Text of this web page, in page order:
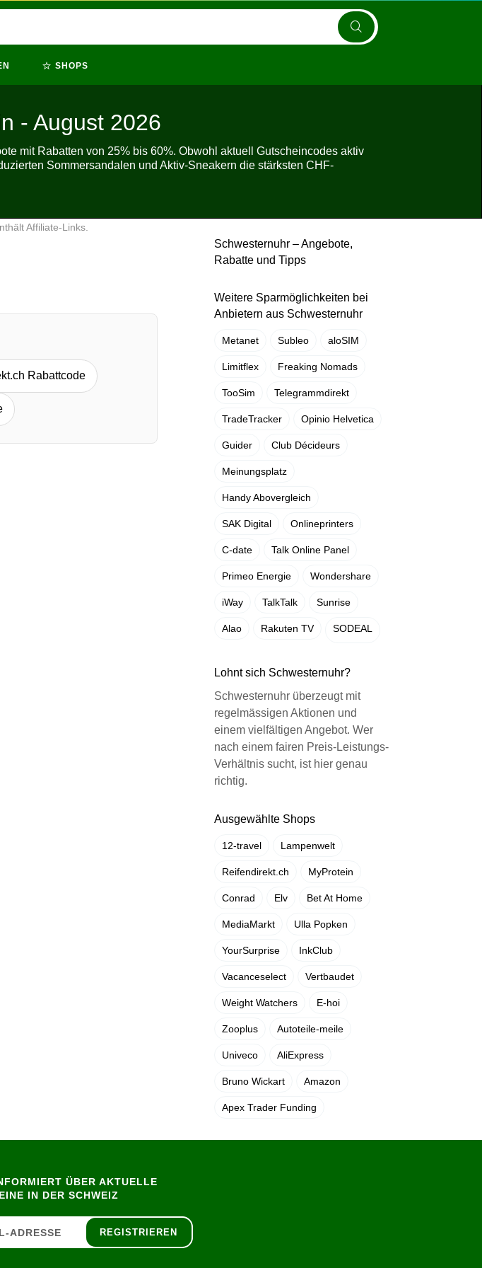
⭐ SHOPS
- August 2026
mit Rabatten von 25% bis 60%. Obwohl aktuell Gutscheincodes aktiv
Sommersandalen und Aktiv-Sneakern die stärksten CHF-
Affiliate-Links.
Rabattcode
Schwesternuhr – Angebote,
Rabatte und Tipps
Weitere Sparmöglichkeiten bei
Anbietern aus Schwesternuhr
Metanet Subleo aloSIM
Limitflex Freaking Nomads
TooSim Telegrammdirekt
TradeTracker Opinio Helvetica
Guider Club Décideurs
Meinungsplatz
Handy Abovergleich
SAK Digital Onlineprinters
C-date Talk Online Panel
Primeo Energie Wondershare
iWay TalkTalk Sunrise
Alao Rakuten TV SODEAL
Lohnt sich Schwesternuhr?
Schwesternuhr überzeugt mit
regelmässigen Aktionen und
einem vielfältigen Angebot. Wer
nach einem fairen Preis-Leistungs-
Verhältnis sucht, ist hier genau
richtig.
Ausgewählte Shops
12-travel Lampenwelt
Reifendirekt.ch MyProtein
Conrad Elv Bet At Home
MediaMarkt Ulla Popken
YourSurprise InkClub
Vacanceselect Vertbaudet
Weight Watchers E-hoi
Zooplus Autoteile-meile
Univeco AliExpress
Bruno Wickart Amazon
Apex Trader Funding
ÜBER AKTUELLE
IN DER SCHWEIZ
REGISTRIEREN